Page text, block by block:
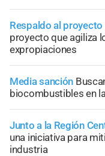
Respaldo al proyecto
proyecto que agiliza
expropiaciones
Media sanción
biocombustibles en
Junto a la Región
una iniciativa para
industria